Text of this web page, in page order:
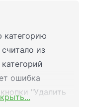
что хорошо и
нашел условия
коды
ссылки
из
ошибка
"Удалить